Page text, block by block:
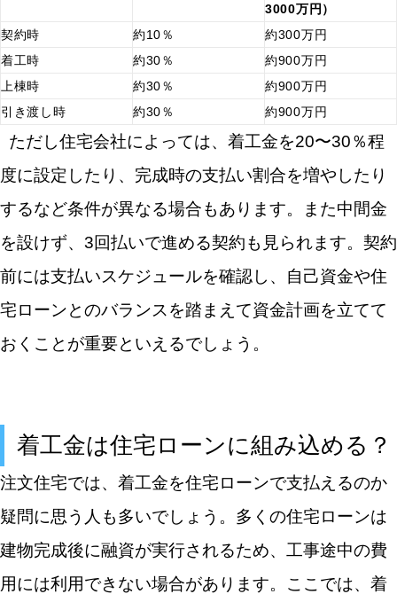
3000万円）
契約時
約10％
約300万円
着工時
約30％
約900万円
上棟時
約30％
約900万円
引き渡し時
約30％ 約900万円
ただし住宅会社によっては、着工金を20〜30％程
度に設定したり、完成時の支払い割合を増やしたり
するなど条件が異なる場合もあります。また中間金
を設けず、3回払いで進める契約も見られます。契約
前には支払いスケジュールを確認し、自己資金や住
宅ローンとのバランスを踏まえて資金計画を立てて
おくことが重要といえるでしょう。
着工金は住宅ローンに組み込める？
注文住宅では、着工金を住宅ローンで支払えるのか
疑問に思う人も多いでしょう。多くの住宅ローンは
建物完成後に融資が実行されるため、工事途中の費
用には利用できない場合があります。ここでは、着